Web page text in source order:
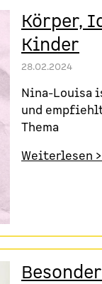
Körper,
Kinder
28.02.2024
Nina-Louisa
und
Thema
Weiterlesen